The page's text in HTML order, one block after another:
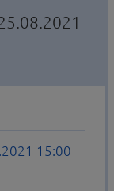
15:00